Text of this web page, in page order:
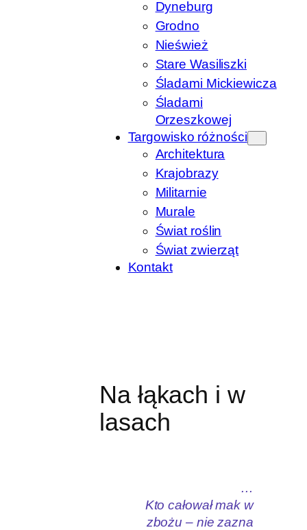
Dyneburg
Grodno
Nieśwież
Stare Wasiliszki
Śladami Mickiewicza
Śladami
Orzeszkowej
Targowisko różności
Architektura
Krajobrazy
Militarnie
Murale
Świat roślin
Świat zwierząt
Kontakt
Na łąkach i w
lasach
…
Kto całował mak w
zbożu – nie zazna